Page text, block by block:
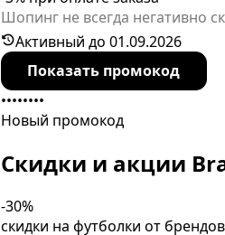
Шопинг не всегда негативно
по привлекательной цене. В
доставки, кроме самовывоза.
Активный до 01.09.2026
Показать промокод
••••••••
Новый промокод
Скидки и акции
-30%
скидки на футболки от